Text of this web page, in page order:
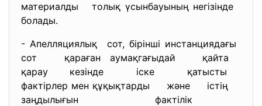
материалды толық үсынбауының негізінде
болады.
- Апелляциялық сот, бірінші инстанциядағы
сот қараған аумақгағыдай қайта
қарау кезінде іске қатысты
фактірлер мен құқықтарды және істің
заңдылығын фактілік